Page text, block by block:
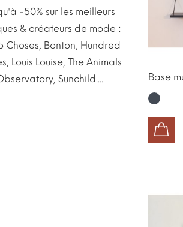
-50% sur les meilleurs
& créateurs de mode :
Choses, Bonton, Hundred
Louis Louise, The Animals
Sunchild....
Base
Noir